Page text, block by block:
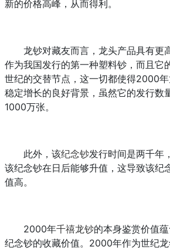
新的价格高峰，从而得利。
龙钞对藏友而言，龙头产品具有更
作为我国发行的第一种塑料钞，而且它
世纪的交替节点，这一切都使得2000
稳定增长的良好背景，虽然它的发行数
1000万张。
此外，该纪念钞发行时间是两千年
该纪念钞在日后能够升值，这导致该纪
值高。
2000年千禧龙钞的本身鉴赏价值
纪念钞的收藏价值。2000年作为世纪